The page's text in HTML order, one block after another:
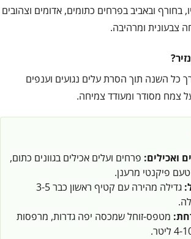
בחורף ובאביב בפרחים כתומים, אדומים וצהובים
כל השנה תוך הסרת עלים נגועים וענפים
צמח מסודר ומעודד צמיחה.
ואכילים: פרחים ועלים אכילים בגוונים כתום,
פיקנטי מרענן.
גדילה מהירה עם קטיף ראשון כבר 3-5
מטפס-זוחל שמכסה יפה גדרות, מרפסות